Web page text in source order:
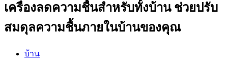
เครื่องลดความชื้นสำหรับทั้งบ้าน ช่วยปรับ
สมดุลความชื้นภายในบ้านของคุณ
บ้าน